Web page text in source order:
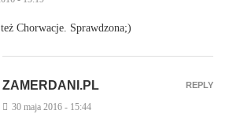
Chorwacje. Sprawdzona;)
ZAMERDANI.PL
30 maja 2016 - 15:44
REPLY